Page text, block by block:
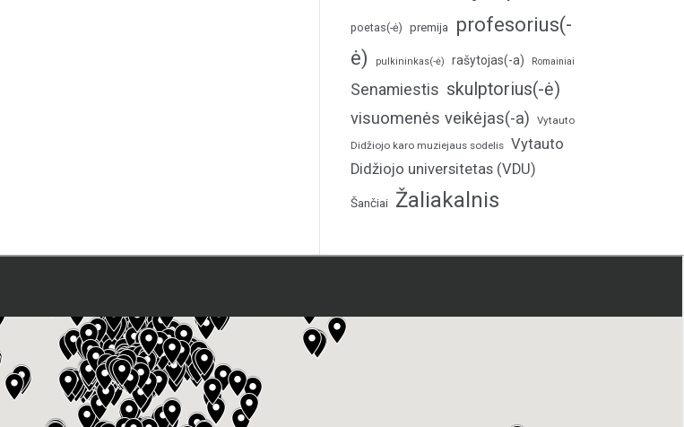
poetas(-ė) premija
profesorius(-
ė)
pulkininkas(-ė) rašytojas(-a) Romainiai
Senamiestis skulptorius(-ė)
visuomenės veikėjas(-a)
Vytauto
Didžiojo karo muziejaus sodelis Vytauto
Didžiojo universitetas (VDU)
Šančiai Žaliakalnis